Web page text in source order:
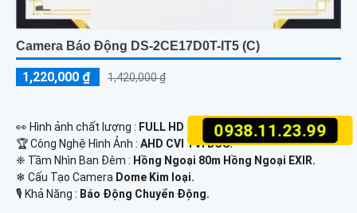
0938.11.23.99
Camera Báo Động DS-2CE17D0T-IT5 (C)
1,220,000 ₫ 1,420,000 ₫
️👀 Hình ảnh chất lượng : FULL HD 1080P .
🏆 Công Nghệ Hình Ảnh : AHD CVI TVI BCS.
❈ Tầm Nhìn Ban Đêm : Hồng Ngoại 80m Hồng Ngoại EXIR.
❄ Cấu Tạo Camera Dome Kim loại.
️🎙 Khả Năng : Báo Động Chuyển Động.